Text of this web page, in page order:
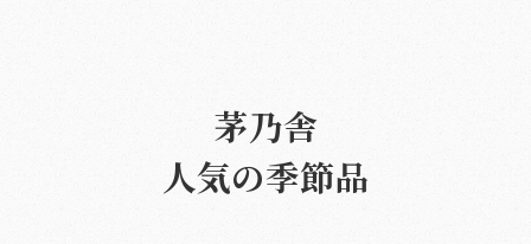
茅乃舎
人気の季節品